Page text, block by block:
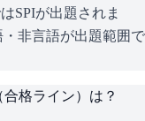
SPIが出題されま
非言語が出題範囲で
格ライン）は？